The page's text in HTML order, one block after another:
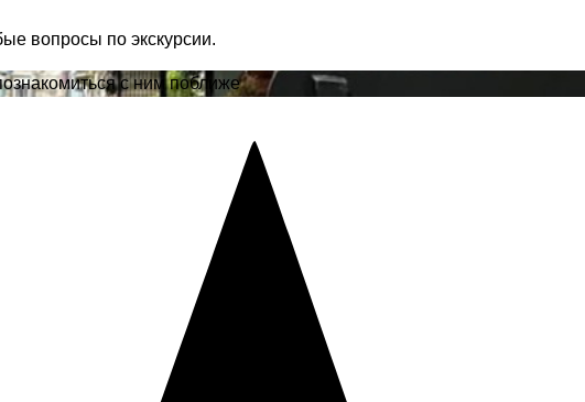
вопросы по экскурсии.
с ним поближе